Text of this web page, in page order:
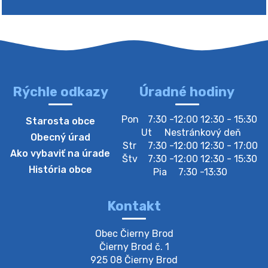
4. augusta 2026 10:05
Zberný dvor-Gyűjtőudvar
Oznamujeme obyvateľom, že v stredu 05. augusta
bude zberný dvor zatvorený. Értesítjük a lakosokat,
hogy szerdán augusztus 05-én a gyűjtőudvar zárva
lesz https://ciernybrod.sk?p=214…
Zber separovaného odpadu plastu-
Szeparált műanya…
Oznamujeme obyvateľom, že v stredu 05. augusta
Rýchle odkazy
Starosta obce
Obecný úrad
Ako vybaviť na úrade
História obce
Úradné hodiny
Pon
7:30 -12:00 12:30 - 15:30
Ut
Nestránkový deň
Str
7:30 -12:00 12:30 - 17:00
Štv
7:30 -12:00 12:30 - 15:30
Pia
7:30 -13:30
Kontakt
Obec Čierny Brod
Čierny Brod č. 1
925 08 Čierny Brod